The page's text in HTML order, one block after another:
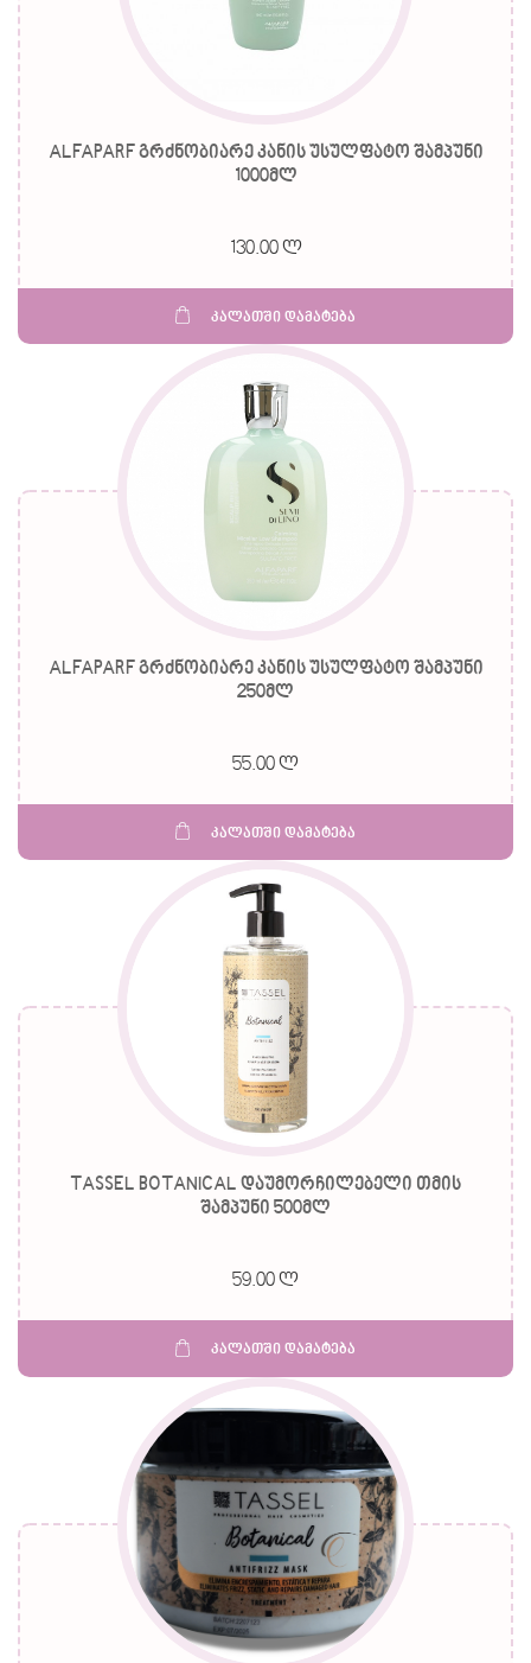
ALFAPARF გრძნობიარე კანის უსულფატო შამპუნი
1000მლ
130.00 ლ
კალათში დამატება
ALFAPARF გრძნობიარე კანის უსულფატო შამპუნი
250მლ
55.00 ლ
კალათში დამატება
TASSEL BOTANICAL დაუმორჩილებელი თმის
შამპუნი 500მლ
59.00 ლ
კალათში დამატება